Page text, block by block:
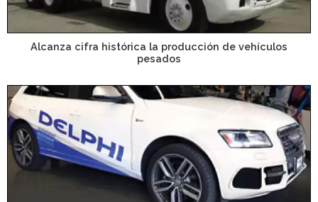
Alcanza cifra histórica la producción de vehículos
pesados